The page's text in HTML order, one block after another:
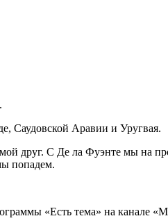
Саудовской Аравии и Уругвая.
друг. С Де ла Фуэнте мы на
попадем.
«Есть тема» на канале